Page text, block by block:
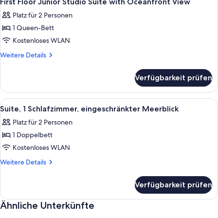
Fotos
für
First
Floor
Junior
with
Oceanfront
View
anzeigen
Platz für 2 Personen
1 Queen-Bett
Kostenloses WLAN
Weitere Details
Weitere
Floor
Junior
Studio
with
Oceanfront
Verfügbarkeit prüfen
Alle
Fotos
für
Suite,
1
Schlafzimmer,
anzeigen
Ein modernes Schlafzimmer mit
7
Suite, 1 Schlafzimmer, eingeschränkter Meerblick
Platz für 2 Personen
1 Doppelbett
Kostenloses WLAN
Weitere Details
Weitere
1
Schlafzimmer,
Verfügbarkeit prüfen
Ähnliche Unterkünfte